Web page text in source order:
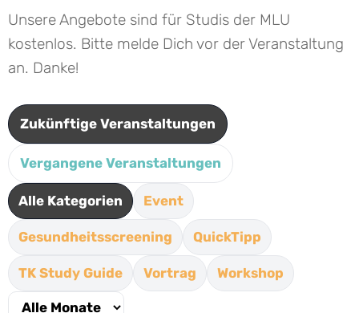
Unsere Angebote sind für Studis der MLU
kostenlos. Bitte melde Dich vor der Veranstaltung
an. Danke!
Zukünftige Veranstaltungen
Vergangene Veranstaltungen
Alle Kategorien Event
Gesundheitsscreening QuickTipp
TK Study Guide Vortrag Workshop